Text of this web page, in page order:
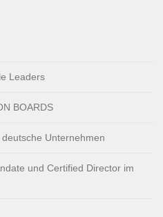
Leaders
BOARDS
Unternehmen
und Certified Director im